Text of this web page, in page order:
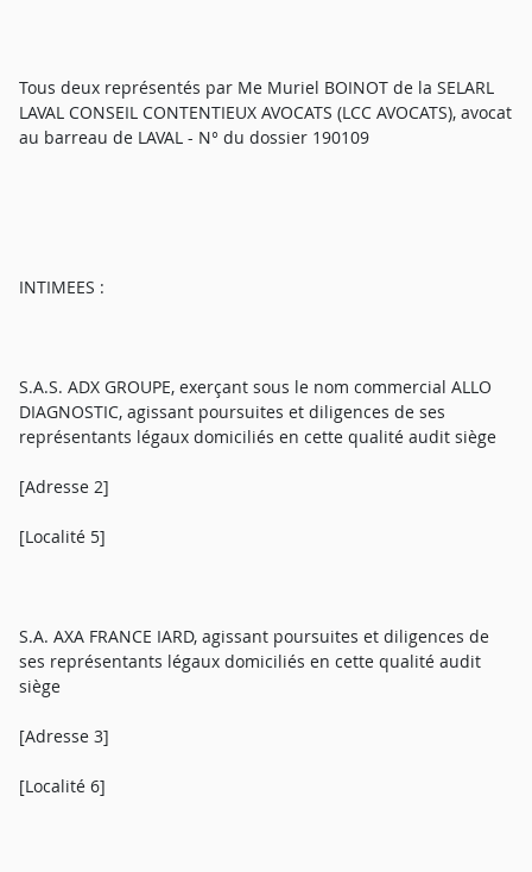
Tous deux représentés par Me Muriel BOINOT de la SELARL
LAVAL CONSEIL CONTENTIEUX AVOCATS (LCC AVOCATS), avocat
au barreau de LAVAL - N° du dossier 190109
INTIMEES :
S.A.S. ADX GROUPE, exerçant sous le nom commercial ALLO
DIAGNOSTIC, agissant poursuites et diligences de ses
représentants légaux domiciliés en cette qualité audit siège
[Adresse 2]
[Localité 5]
S.A. AXA FRANCE IARD, agissant poursuites et diligences de
ses représentants légaux domiciliés en cette qualité audit
siège
[Adresse 3]
[Localité 6]